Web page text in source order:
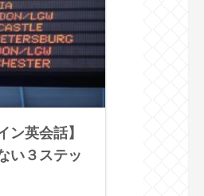
ン英会話】
い３ステッ